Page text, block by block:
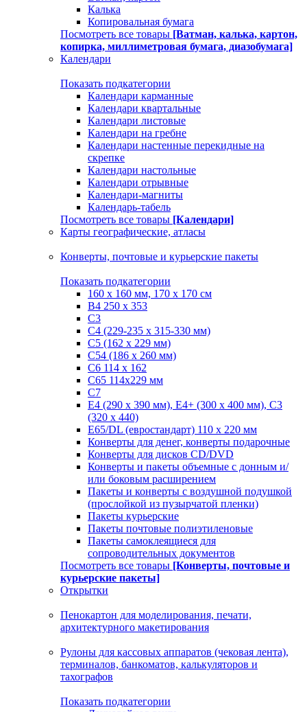
Калька
Копировальная бумага
Посмотреть все товары [Ватман, калька, картон,
копирка, миллиметровая бумага, диазобумага]
Календари
Показать подкатегории
Календари карманные
Календари квартальные
Календари листовые
Календари на гребне
Календари настенные перекидные на
скрепке
Календари настольные
Календари отрывные
Календари-магниты
Календарь-табель
Посмотреть все товары [Календари]
Карты географические, атласы
Конверты, почтовые и курьерские пакеты
Показать подкатегории
160 х 160 мм, 170 х 170 см
B4 250 х 353
C3
C4 (229-235 х 315-330 мм)
C5 (162 х 229 мм)
C54 (186 x 260 мм)
C6 114 х 162
C65 114х229 мм
C7
Е4 (290 х 390 мм), E4+ (300 х 400 мм), С3
(320 х 440)
Е65/DL (евростандарт) 110 х 220 мм
Конверты для денег, конверты подарочные
Конверты для дисков CD/DVD
Конверты и пакеты объемные с донным и/
или боковым расширением
Пакеты и конверты с воздушной подушкой
(прослойкой из пузырчатой пленки)
Пакеты курьерские
Пакеты почтовые полиэтиленовые
Пакеты самоклеящиеся для
сопроводительных документов
Посмотреть все товары [Конверты, почтовые и
курьерские пакеты]
Открытки
Пенокартон для моделирования, печати,
архитектурного макетирования
Рулоны для кассовых аппаратов (чековая лента),
терминалов, банкоматов, калькуляторов и
тахографов
Показать подкатегории